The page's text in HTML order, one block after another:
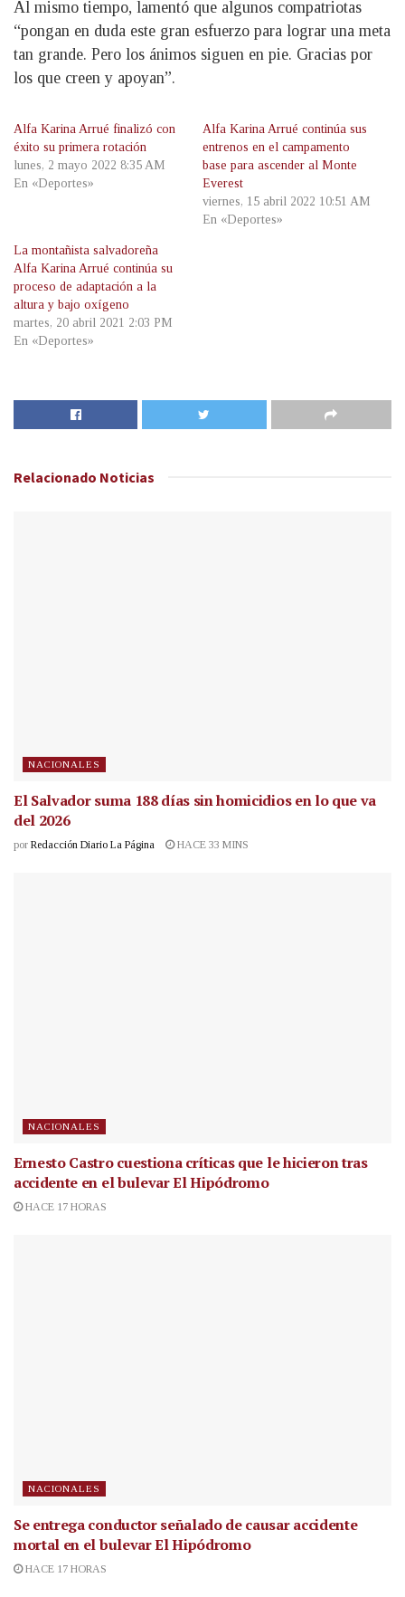
Al mismo tiempo, lamentó que algunos compatriotas
“pongan en duda este gran esfuerzo para lograr una meta
tan grande. Pero los ánimos siguen en pie. Gracias por
los que creen y apoyan”.
Alfa Karina Arrué finalizó con
éxito su primera rotación
lunes, 2 mayo 2022 8:35 AM
En «Deportes»
Alfa Karina Arrué continúa sus
entrenos en el campamento
base para ascender al Monte
Everest
viernes, 15 abril 2022 10:51 AM
En «Deportes»
La montañista salvadoreña
Alfa Karina Arrué continúa su
proceso de adaptación a la
altura y bajo oxígeno
martes, 20 abril 2021 2:03 PM
En «Deportes»
Relacionado Noticias
NACIONALES
El Salvador suma 188 días sin homicidios en lo que va
del 2026
por Redacción Diario La Página HACE 33 MINS
NACIONALES
Ernesto Castro cuestiona críticas que le hicieron tras
accidente en el bulevar El Hipódromo
HACE 17 HORAS
NACIONALES
Se entrega conductor señalado de causar accidente
mortal en el bulevar El Hipódromo
HACE 17 HORAS